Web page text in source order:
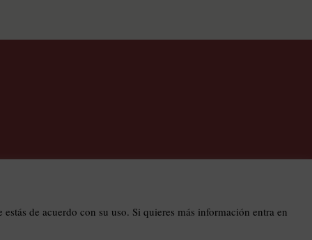
estás de acuerdo con su uso. Si quieres más información entra en